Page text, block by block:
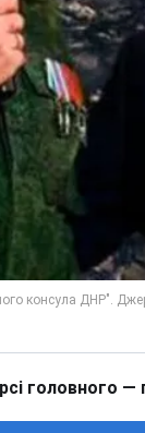
головного —